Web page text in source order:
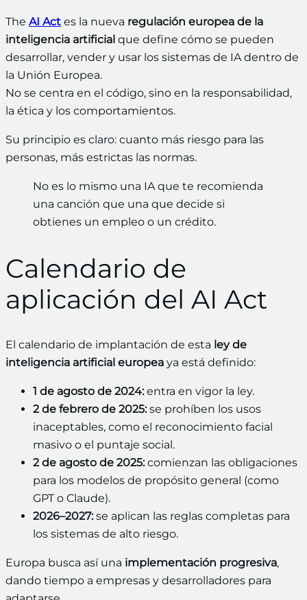
The AI Act es la nueva regulación europea de la
inteligencia artificial que define cómo se pueden
desarrollar, vender y usar los sistemas de IA dentro de
la Unión Europea.
No se centra en el código, sino en la responsabilidad,
la ética y los comportamientos.
Su principio es claro: cuanto más riesgo para las
personas, más estrictas las normas.
No es lo mismo una IA que te recomienda
una canción que una que decide si
obtienes un empleo o un crédito.
Calendario de
aplicación del AI Act
El calendario de implantación de esta ley de
inteligencia artificial europea ya está definido:
1 de agosto de 2024:entra en vigor la ley.
2 de febrero de 2025:se prohíben los usos
inaceptables, como el reconocimiento facial
masivo o el puntaje social.
2 de agosto de 2025:comienzan las obligaciones
para los modelos de propósito general (como
GPT o Claude).
2026–2027:se aplican las reglas completas para
los sistemas de alto riesgo.
Europa busca así una implementación progresiva,
dando tiempo a empresas y desarrolladores para